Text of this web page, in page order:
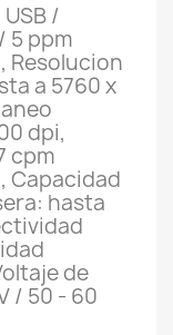
/
5 ppm
Resolucion
a 5760 x
dpi,
cpm
Capacidad
hasta
de
/ 50 - 60